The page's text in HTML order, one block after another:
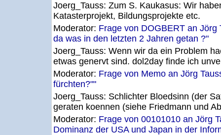
Joerg_Tauss: Zum S. Kaukasus: Wir
Katasterprojekt, Bildungsprojekte etc.
Moderator: Frage von DOGBERT an
da was in den letzten 2 Jahren getan ?"
Joerg_Tauss: Wenn wir da ein Problem
etwas genervt sind. dol2day finde ich
Moderator: Frage von Memo an Jörg
fürchten?""
Joerg_Tauss: Schlichter Bloedsinn (der
geraten koennen (siehe Friedmann und
Moderator: Frage von 00101010 an Jörg
Dominanz der USA und Japan in der